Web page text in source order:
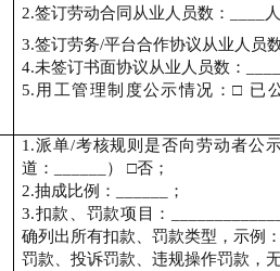
2.签订劳动合同从业人员数：
3.签订劳务/平台合作协议从业人员
4.未签订书面协议从业人员数：
5.用工管理制度公示情况：□ 已
1.派单/考核规则是否向劳动者公
道：
） □否；
2.抽成比例：
；
3.扣款、罚款项目：
确列出所有扣款、罚款类型，示例
罚款、投诉罚款、违规操作罚款，